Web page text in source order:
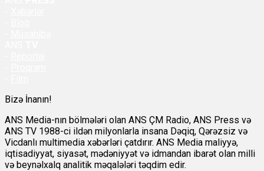
Bizə İnanın!
ANS Media-nın bölmələri olan ANS ÇM Radio, ANS Press və
ANS TV 1988-ci ildən milyonlarla insana Dəqiq, Qərəzsiz və
Vicdanlı multimedia xəbərləri çatdırır. ANS Media maliyyə,
iqtisadiyyat, siyasət, mədəniyyət və idmandan ibarət olan milli
və beynəlxalq analitik məqalələri təqdim edir.